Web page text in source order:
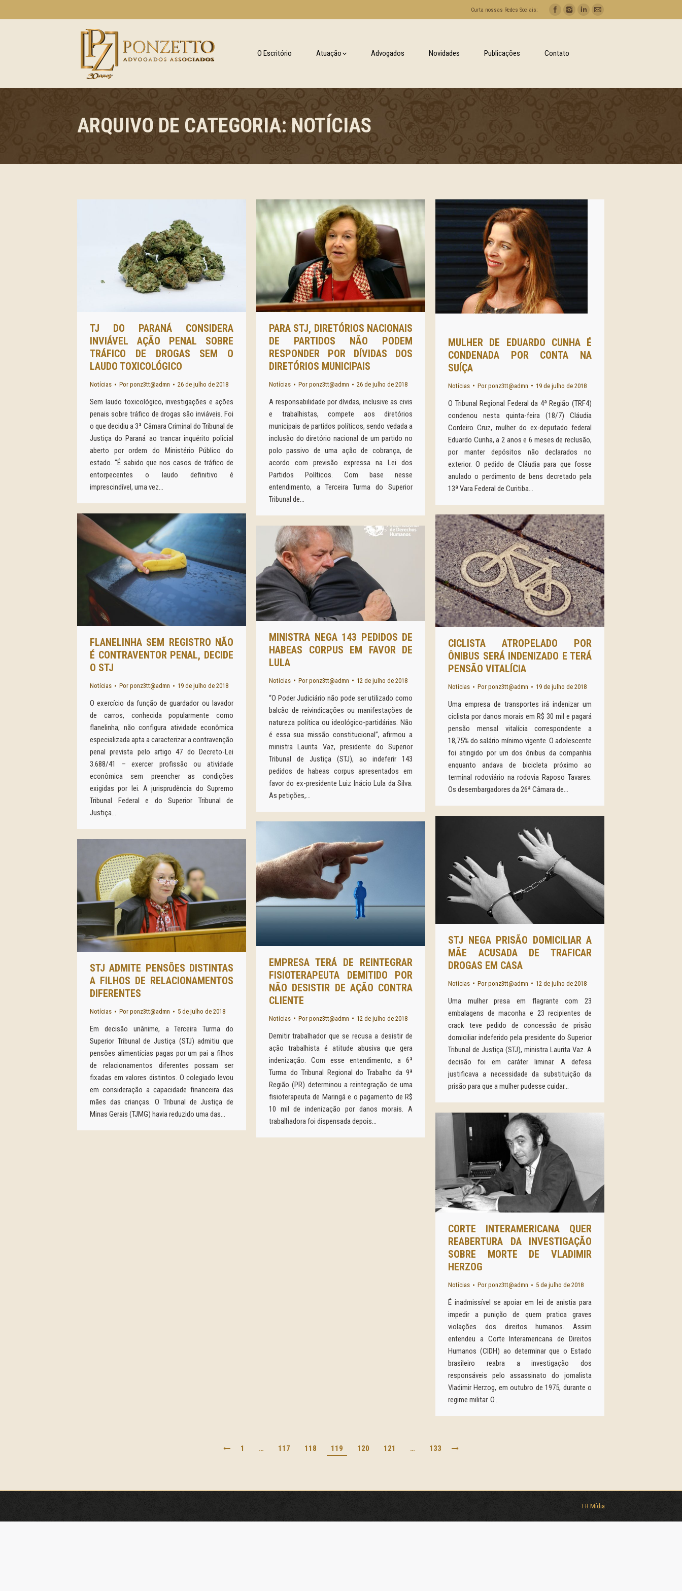
Curta nossas Redes Sociais:
O Escritório Atuação Advogados Novidades Publicações Contato
ARQUIVO DE CATEGORIA: NOTÍCIAS
TJ DO PARANÁ CONSIDERA
INVIÁVEL AÇÃO PENAL SOBRE
TRÁFICO DE DROGAS SEM O
LAUDO TOXICOLÓGICO
Notícias Por ponz3tt@admn 26 de julho de 2018
Sem laudo toxicológico, investigações e ações
penais sobre tráfico de drogas são inviáveis. Foi
o que decidiu a 3ª Câmara Criminal do Tribunal de
Justiça do Paraná ao trancar inquérito policial
aberto por ordem do Ministério Público do
estado. “É sabido que nos casos de tráfico de
entorpecentes o laudo definitivo é
imprescindível, uma vez…
PARA STJ, DIRETÓRIOS NACIONAIS
DE PARTIDOS NÃO PODEM
RESPONDER POR DÍVIDAS DOS
DIRETÓRIOS MUNICIPAIS
Notícias Por ponz3tt@admn 26 de julho de 2018
A responsabilidade por dívidas, inclusive as civis
e trabalhistas, compete aos diretórios
municipais de partidos políticos, sendo vedada a
inclusão do diretório nacional de um partido no
polo passivo de uma ação de cobrança, de
acordo com previsão expressa na Lei dos
Partidos Políticos. Com base nesse
entendimento, a Terceira Turma do Superior
Tribunal de…
MULHER DE EDUARDO CUNHA É
CONDENADA POR CONTA NA
SUÍÇA
Notícias Por ponz3tt@admn 19 de julho de 2018
O Tribunal Regional Federal da 4ª Região (TRF4)
condenou nesta quinta-feira (18/7) Cláudia
Cordeiro Cruz, mulher do ex-deputado federal
Eduardo Cunha, a 2 anos e 6 meses de reclusão,
por manter depósitos não declarados no
exterior. O pedido de Cláudia para que fosse
anulado o perdimento de bens decretado pela
13ª Vara Federal de Curitiba…
FLANELINHA SEM REGISTRO NÃO
É CONTRAVENTOR PENAL, DECIDE
O STJ
Notícias Por ponz3tt@admn 19 de julho de 2018
O exercício da função de guardador ou lavador
de carros, conhecida popularmente como
flanelinha, não configura atividade econômica
especializada apta a caracterizar a contravenção
penal prevista pelo artigo 47 do Decreto-Lei
3.688/41 – exercer profissão ou atividade
econômica sem preencher as condições
exigidas por lei. A jurisprudência do Supremo
Tribunal Federal e do Superior Tribunal de
Justiça…
CICLISTA ATROPELADO POR
ÔNIBUS SERÁ INDENIZADO E TERÁ
PENSÃO VITALÍCIA
Notícias Por ponz3tt@admn 19 de julho de 2018
Uma empresa de transportes irá indenizar um
ciclista por danos morais em R$ 30 mil e pagará
pensão mensal vitalícia correspondente a
18,75% do salário mínimo vigente. O adolescente
foi atingido por um dos ônibus da companhia
enquanto andava de bicicleta próximo ao
terminal rodoviário na rodovia Raposo Tavares.
Os desembargadores da 26ª Câmara de…
MINISTRA NEGA 143 PEDIDOS DE
HABEAS CORPUS EM FAVOR DE
LULA
Notícias Por ponz3tt@admn 12 de julho de 2018
“O Poder Judiciário não pode ser utilizado como
balcão de reivindicações ou manifestações de
natureza política ou ideológico-partidárias. Não
é essa sua missão constitucional”, afirmou a
ministra Laurita Vaz, presidente do Superior
Tribunal de Justiça (STJ), ao indeferir 143
pedidos de habeas corpus apresentados em
favor do ex-presidente Luiz Inácio Lula da Silva.
As petições,…
STJ NEGA PRISÃO DOMICILIAR A
MÃE ACUSADA DE TRAFICAR
DROGAS EM CASA
Notícias Por ponz3tt@admn 12 de julho de 2018
Uma mulher presa em flagrante com 23
embalagens de maconha e 23 recipientes de
crack teve pedido de concessão de prisão
domiciliar indeferido pela presidente do Superior
Tribunal de Justiça (STJ), ministra Laurita Vaz. A
decisão foi em caráter liminar. A defesa
justificava a necessidade da substituição da
prisão para que a mulher pudesse cuidar…
EMPRESA TERÁ DE REINTEGRAR
FISIOTERAPEUTA DEMITIDO POR
NÃO DESISTIR DE AÇÃO CONTRA
CLIENTE
Notícias Por ponz3tt@admn 12 de julho de 2018
Demitir trabalhador que se recusa a desistir de
ação trabalhista é atitude abusiva que gera
indenização. Com esse entendimento, a 6ª
Turma do Tribunal Regional do Trabalho da 9ª
Região (PR) determinou a reintegração de uma
fisioterapeuta de Maringá e o pagamento de R$
10 mil de indenização por danos morais. A
trabalhadora foi dispensada depois…
STJ ADMITE PENSÕES DISTINTAS
A FILHOS DE RELACIONAMENTOS
DIFERENTES
Notícias Por ponz3tt@admn 5 de julho de 2018
Em decisão unânime, a Terceira Turma do
Superior Tribunal de Justiça (STJ) admitiu que
pensões alimentícias pagas por um pai a filhos
de relacionamentos diferentes possam ser
fixadas em valores distintos. O colegiado levou
em consideração a capacidade financeira das
mães das crianças. O Tribunal de Justiça de
Minas Gerais (TJMG) havia reduzido uma das…
CORTE INTERAMERICANA QUER
REABERTURA DA INVESTIGAÇÃO
SOBRE MORTE DE VLADIMIR
HERZOG
Notícias Por ponz3tt@admn 5 de julho de 2018
É inadmissível se apoiar em lei de anistia para
impedir a punição de quem pratica graves
violações dos direitos humanos. Assim
entendeu a Corte Interamericana de Direitos
Humanos (CIDH) ao determinar que o Estado
brasileiro reabra a investigação dos
responsáveis pelo assassinato do jornalista
Vladimir Herzog, em outubro de 1975, durante o
regime militar. O…
1 … 117 118 119 120 121 … 133
FR Mídia